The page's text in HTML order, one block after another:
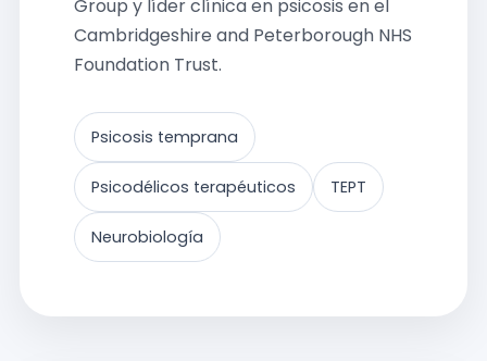
Group y líder clínica en psicosis en el
Cambridgeshire and Peterborough NHS
Foundation Trust.
Psicosis temprana
Psicodélicos terapéuticos TEPT
Neurobiología